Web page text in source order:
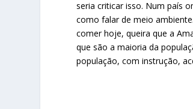
seria criticar isso. Num país
como falar de meio
comer hoje, queira que a
que são a maioria da
população, com instrução,